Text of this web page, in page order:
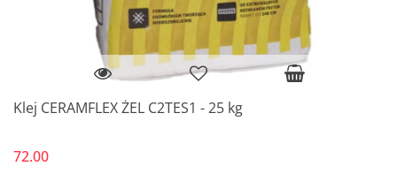
Klej CERAMFLEX ŻEL C2TES1 - 25 kg
72.00